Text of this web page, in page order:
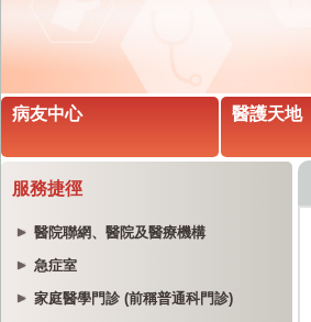
病友中心 醫護天地
服務捷徑
醫院聯網、醫院及醫療機構
急症室
家庭醫學門診 (前稱普通科門診)